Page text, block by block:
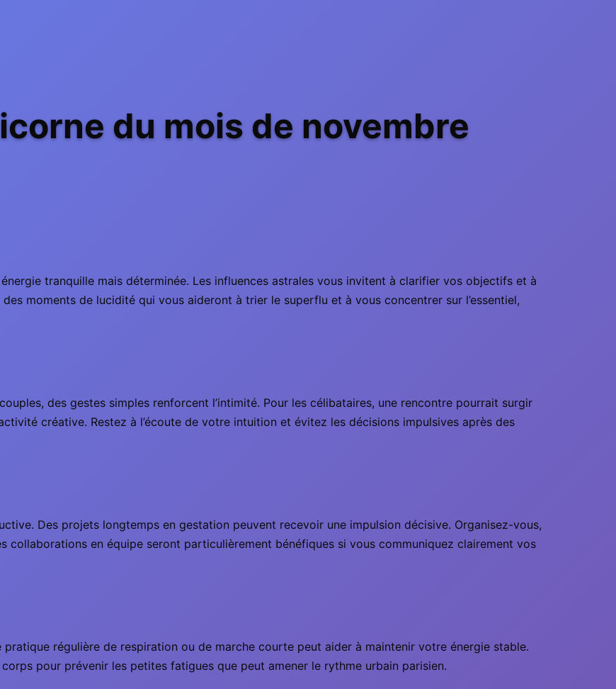
du mois de novembre
tranquille mais déterminée. Les influences astrales vous invitent à clarifier vos objectifs et à
moments de lucidité qui vous aideront à trier le superflu et à vous concentrer sur l’essentiel,
des gestes simples renforcent l’intimité. Pour les célibataires, une rencontre pourrait surgir
créative. Restez à l’écoute de votre intuition et évitez les décisions impulsives après des
Des projets longtemps en gestation peuvent recevoir une impulsion décisive. Organisez-vous,
collaborations en équipe seront particulièrement bénéfiques si vous communiquez clairement vos
régulière de respiration ou de marche courte peut aider à maintenir votre énergie stable.
pour prévenir les petites fatigues que peut amener le rythme urbain parisien.